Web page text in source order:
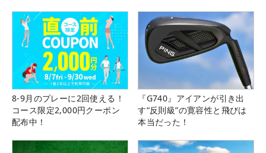
8-9月のプレーに2回使える！
コース限定2,000円クーポン
配布中！
『G740』アイアンが引き出
す“反則級”の寛容性と飛びは
本当だった！